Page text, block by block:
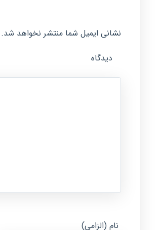
نشانی ایمیل شما منتشر نخواهد شد.
دیدگاه
نام (الزامی)